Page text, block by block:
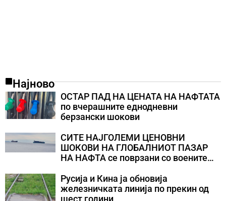
Најново
ОСТАР ПАД НА ЦЕНАТА НА НАФТАТА
по вчерашните еднодневни
берзански шокови
СИТЕ НАЈГОЛЕМИ ЦЕНОВНИ
ШОКОВИ НА ГЛОБАЛНИОТ ПАЗАР
НА НАФТА се поврзани со воените
Русија и Кина ја обновија
железничката линија по прекин од
шест години